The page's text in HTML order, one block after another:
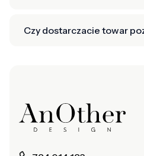
Czy dostarczacie towar